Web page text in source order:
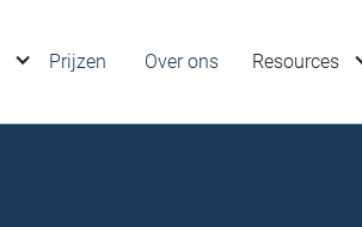
Prijzen Over ons Resources